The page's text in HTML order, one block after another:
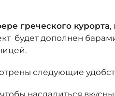
греческого курорта,
будет дополнен
следующие